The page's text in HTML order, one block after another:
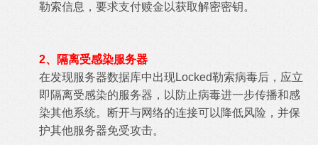
勒索信息，要求支付赎金以获取解密密钥。
2、隔离受感染服务器
在发现服务器数据库中出现Locked勒索病毒后，应立
即隔离受感染的服务器，以防止病毒进一步传播和感
染其他系统。断开与网络的连接可以降低风险，并保
护其他服务器免受攻击。